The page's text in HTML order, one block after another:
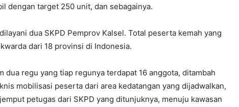
dengan target 250 unit, dan sebagainya.
dua SKPD Pemprov Kalsel. Total peserta kemah yang
dari 18 provinsi di Indonesia.
dua regu yang tiap regunya terdapat 16 anggota, ditambah
mobilisasi peserta dari area kedatangan yang dijadwalkan,
petugas dari SKPD yang ditunjuknya, menuju kawasan